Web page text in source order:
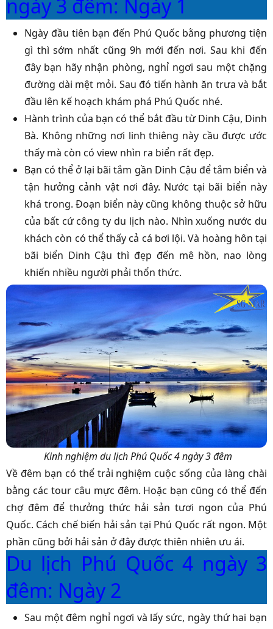
ngày 3 đêm: Ngày 1
Ngày đầu tiên bạn đến Phú Quốc bằng phương tiện
gì thì sớm nhất cũng 9h mới đến nơi. Sau khi đến
đây bạn hãy nhận phòng, nghỉ ngơi sau một chặng
đường dài mệt mỏi. Sau đó tiến hành ăn trưa và bắt
đầu lên kế hoạch khám phá Phú Quốc nhé.
Hành trình của bạn có thể bắt đầu từ Dinh Cậu, Dinh
Bà. Không những nơi linh thiêng này cầu được ước
thấy mà còn có view nhìn ra biển rất đẹp.
Bạn có thể ở lại bãi tắm gần Dinh Cậu để tắm biển và
tận hưởng cảnh vật nơi đây. Nước tại bãi biển này
khá trong. Đoạn biển này cũng không thuộc sở hữu
của bất cứ công ty du lịch nào. Nhìn xuống nước du
khách còn có thể thấy cả cá bơi lội. Và hoàng hôn tại
bãi biển Dinh Cậu thì đẹp đến mê hồn, nao lòng
khiến nhiều người phải thổn thức.
Kinh nghiệm du lịch Phú Quốc 4 ngày 3 đêm
Về đêm bạn có thể trải nghiệm cuộc sống của làng chài
bằng các tour câu mực đêm. Hoặc bạn cũng có thể đến
chợ đêm để thưởng thức hải sản tươi ngon của Phú
Quốc. Cách chế biến hải sản tại Phú Quốc rất ngon. Một
phần cũng bởi hải sản ở đây được thiên nhiên ưu ái.
Du lịch Phú Quốc 4 ngày 3
đêm: Ngày 2
Sau một đêm nghỉ ngơi và lấy sức, ngày thứ hai bạn